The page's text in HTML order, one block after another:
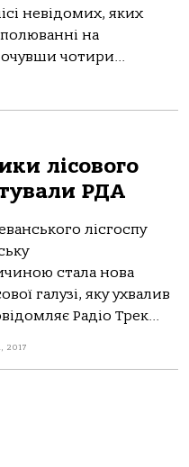
невідомих, яких
на
чотири...
лісового
РДА
лісгоспу
стала нова
галузі, яку ухвалив
Радіо Трек...
2017